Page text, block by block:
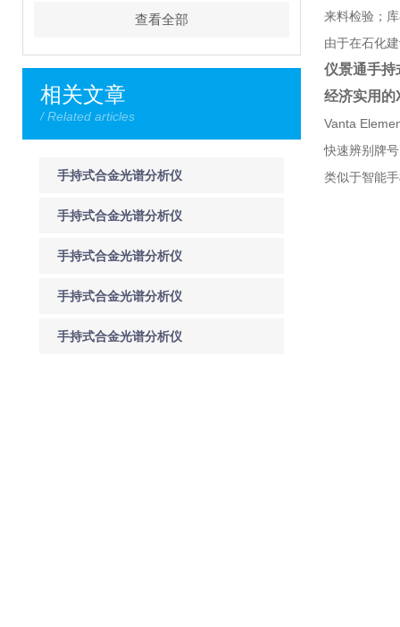
查看全部
相关文章
/ Related articles
手持式合金光谱分析仪
具有数据存储与管理功
能
手持式合金光谱分析仪
在金属冶炼和合金生产
中的作用
手持式合金光谱分析仪
在金属冶炼过程中的作
用
手持式合金光谱分析仪
在材料检测中的应用与
手持式合金光谱分析仪
来料检验；
由于在石化
仪景通手持
经济实用的
Vanta
快速辨别牌
类似于智能